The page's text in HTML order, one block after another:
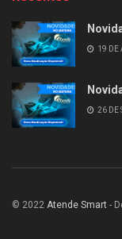
19 DE
26 DE
© 2022 Atende Smart -